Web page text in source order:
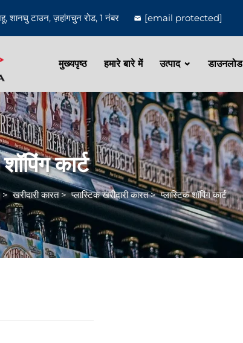
शानघु टाउन, ज़हांगचुन रोड, 1 नंबर [email protected]
मुख्यपृष्ठ हमारे बारे में उत्पाद डाउनलोड
कार्ट
>खरीदारी कारत>प्लास्टिक खरीदारी कारत>प्लास्टिक शॉपिंग कार्ट